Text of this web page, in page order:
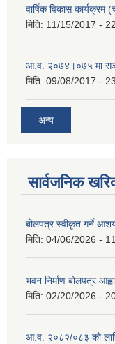
वार्षिक विकास कार्यक्रम
मिति: 11/15/2017 -
आ.व. २०७४।०७५ मा
मिति: 09/08/2017 -
अन्य
सार्वजनिक
बोलपत्र स्वीकृत गर्ने
मिति: 04/06/2026 -
भवन निर्माण बोलपत्र
मिति: 02/20/2026 -
आ.व. २०८२/०८३ को